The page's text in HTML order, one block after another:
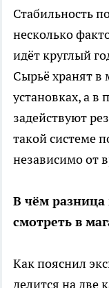
Стабильность
несколько
идёт круглый
Сырьё хранят
установках, а
задействуют
такой системе
независимо от
В чём
смотреть в
Как пояснил
делится на две